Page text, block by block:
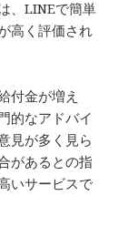
、LINEで簡単
高く評価され
付金が増え
的なアドバイ
見が多く見ら
があるとの指
いサービスで